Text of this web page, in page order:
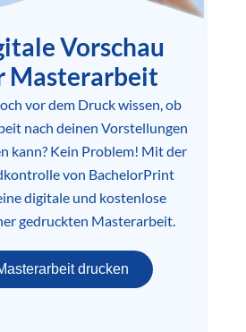
Vorschau
Masterarbeit
vor dem Druck wissen, ob
nach deinen Vorstellungen
kann? Kein Problem! Mit der
von BachelorPrint
digitale und kostenlose
gedruckten Masterarbeit.
drucken